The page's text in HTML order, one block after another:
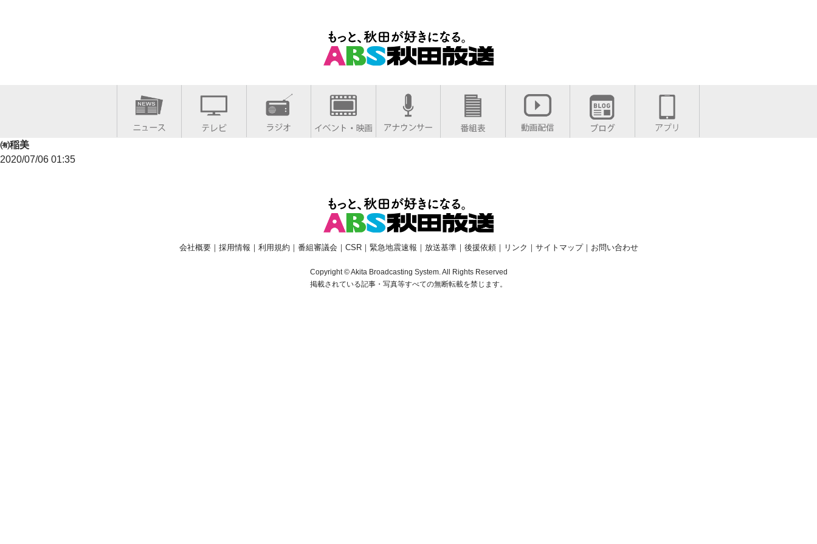
㈲稲美
2020/07/06 01:35
会社概要｜ 採用情報 ｜ 利用規約 ｜ 番組審議会 ｜ CSR｜ 緊急地震速報 ｜ 放送基準｜ 後援依頼｜ リンク ｜ サイトマップ｜ お問い合わせ
Copyright © Akita Broadcasting System. All Rights Reserved
掲載されている記事・写真等すべての無断転載を禁じます。